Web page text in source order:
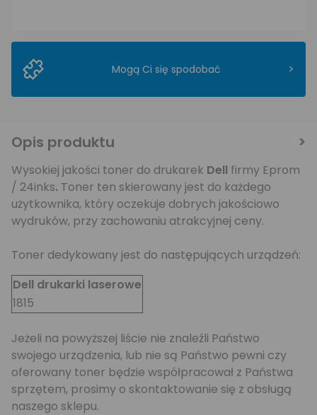
Mogą Ci się spodobać >
Opis produktu
Wysokiej jakości toner do drukarek Dell firmy Eprom
/ 24inks. Toner ten skierowany jest do każdego
użytkownika, który oczekuje dobrych jakościowo
wydruków, przy zachowaniu atrakcyjnej ceny.
Toner dedykowany jest do następujących urządzeń:
Dell drukarki laserowe
1815
Jeżeli na powyższej liście nie znaleźli Państwo
swojego urządzenia, lub nie są Państwo pewni czy
oferowany toner będzie współpracował z Państwa
sprzętem, prosimy o skontaktowanie się z obsługą
naszego sklepu.